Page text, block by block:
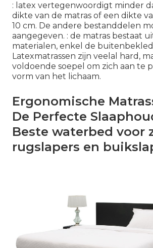
: latex vertegenwoordigt minder
dikte van de matras of een dikte
10 cm. De andere bestanddelen
aangegeven. : de matras bestaat
materialen, enkel de
Latexmatrassen zijn veelal hard,
voldoende soepel om zich aan te
vorm van het lichaam.
Ergonomische
De Perfecte
Beste waterbed voor
rugslapers en